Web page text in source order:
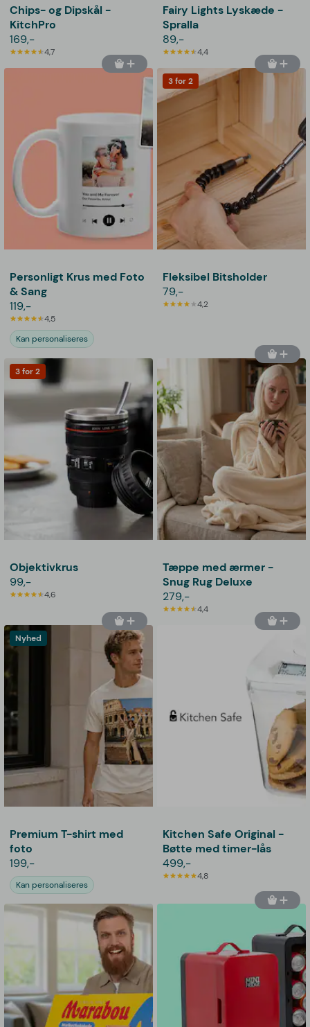
Chips- og Dipskål -
KitchPro
169,-
4,7
Fairy Lights Lyskæde -
Spralla
89,-
4,4
Personligt Krus med Foto
& Sang
119,-
4,5
Kan personaliseres
3 for 2
Fleksibel Bitsholder
79,-
4,2
3 for 2
Objektivkrus
99,-
4,6
Tæppe med ærmer -
Snug Rug Deluxe
279,-
4,4
Nyhed
Premium T-shirt med
foto
199,-
Kan personaliseres
Kitchen Safe Original -
Bøtte med timer-lås
499,-
4,8